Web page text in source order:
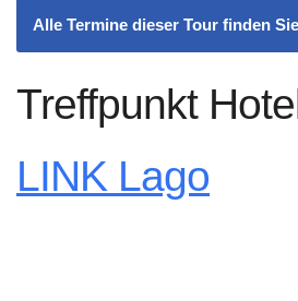
Alle Termine dieser Tour finden
Treffpunkt
LINK Lago